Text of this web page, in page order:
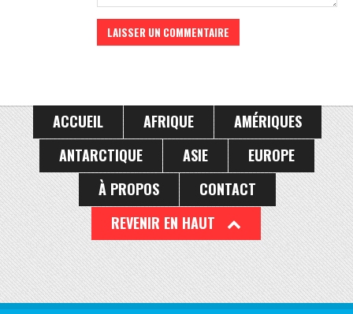
ACCUEIL AFRIQUE
AMÉRIQUES
ANTARCTIQUE
ASIE
EUROPE
À PROPOS
CONTACT
REVENIR EN HAUT